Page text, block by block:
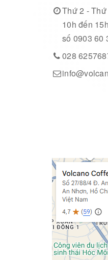
Thứ 2 -
10h đến
số 0903 60
028